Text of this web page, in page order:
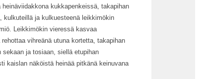
kukkapenkeissä, takapihan
kulkuteillä ja kulkuesteenä leikkimökin
Leikkimökin vieressä kasvaa
vihreänä utuna kortetta, takapihan
ja tosiaan, siellä etupihan
kaislan näköistä heinää pitkänä keinuvana